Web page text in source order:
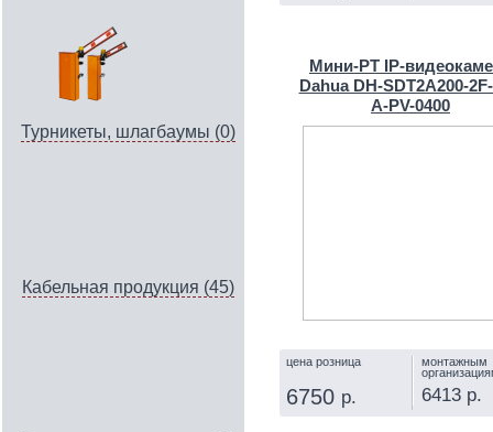
Турникеты, шлагбаумы (0)
Кабельная продукция (45)
Мини-PT IP-
Dahua DH-SDT2A200-
A-PV-0400
цена розница
6750 р.
монтажным
6413 р.